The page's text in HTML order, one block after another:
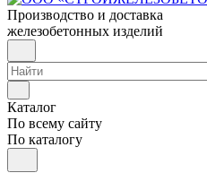
Производство и доставка
железобетонных изделий
Каталог
По всему сайту
По каталогу